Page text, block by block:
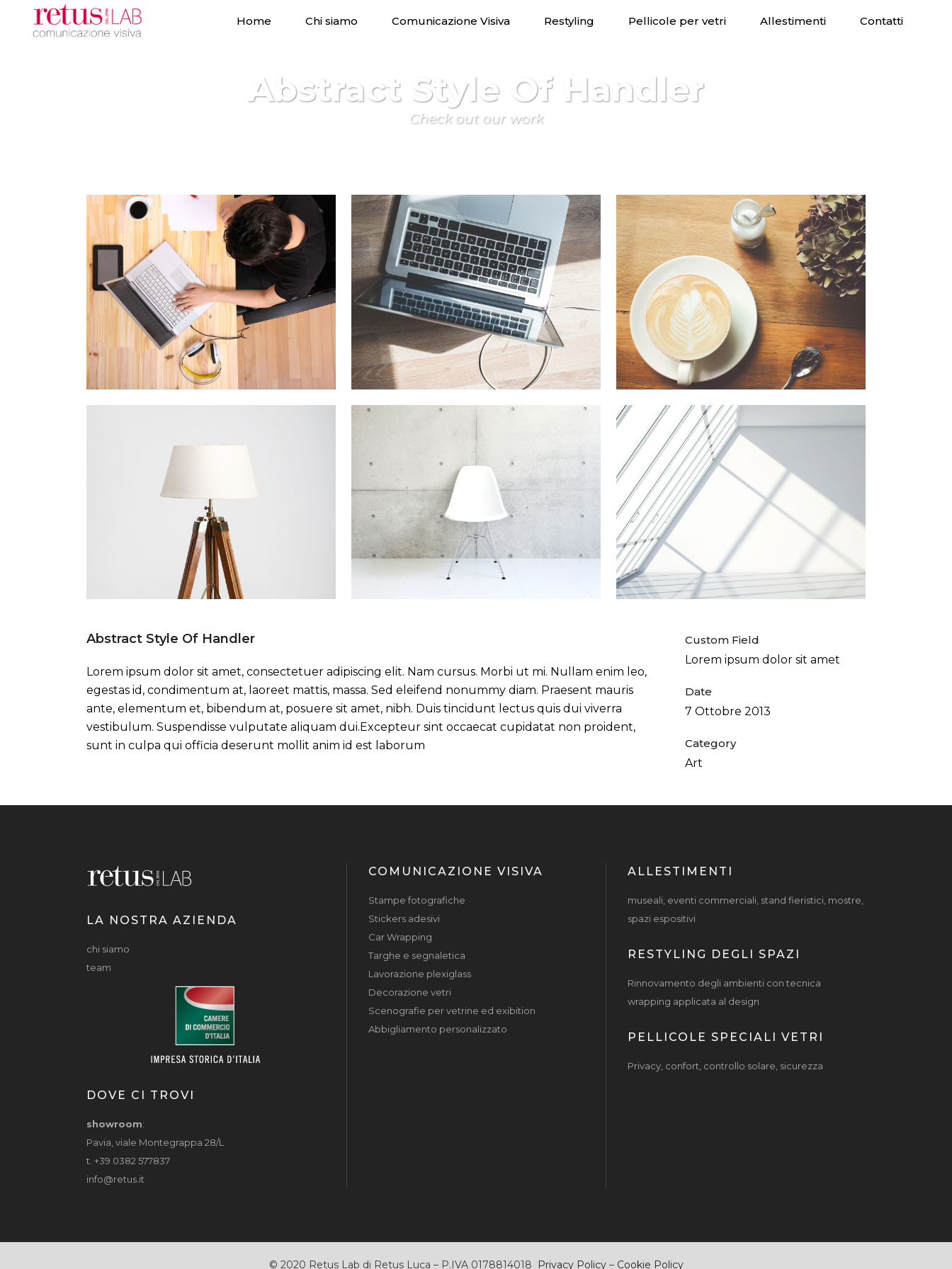
Home Chi siamo Comunicazione Visiva Restyling Pellicole per vetri Allestimenti Contatti
Abstract Style Of Handler
Check out our work
Abstract Style Of Handler
Lorem ipsum dolor sit amet, consectetuer adipiscing elit. Nam cursus. Morbi ut mi. Nullam enim leo,
egestas id, condimentum at, laoreet mattis, massa. Sed eleifend nonummy diam. Praesent mauris
ante, elementum et, bibendum at, posuere sit amet, nibh. Duis tincidunt lectus quis dui viverra
vestibulum. Suspendisse vulputate aliquam dui.Excepteur sint occaecat cupidatat non proident,
sunt in culpa qui officia deserunt mollit anim id est laborum
Custom Field
Lorem ipsum dolor sit amet
Date
7 Ottobre 2013
Category
Art
LA NOSTRA AZIENDA
chi siamo
team
DOVE CI TROVI
showroom:
Pavia, viale Montegrappa 28/L
t. +39 0382 577837
info@retus.it
COMUNICAZIONE VISIVA
Stampe fotografiche
Stickers adesivi
Car Wrapping
Targhe e segnaletica
Lavorazione plexiglass
Decorazione vetri
Scenografie per vetrine ed exibition
Abbigliamento personalizzato
ALLESTIMENTI
museali, eventi commerciali, stand fieristici, mostre,
spazi espositivi
RESTYLING DEGLI SPAZI
Rinnovamento degli ambienti con tecnica
wrapping applicata al design
PELLICOLE SPECIALI VETRI
Privacy, confort, controllo solare, sicurezza
© 2020 Retus Lab di Retus Luca – P.IVA 0178814018 Privacy Policy– Cookie Policy